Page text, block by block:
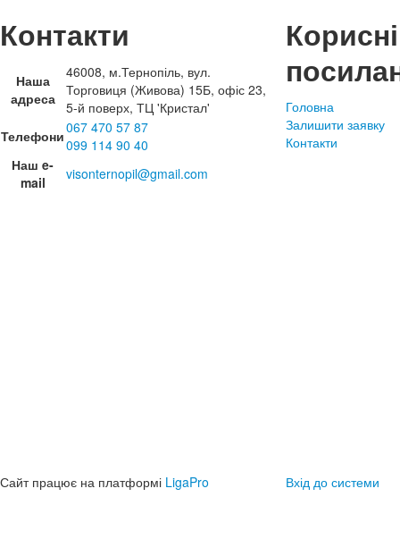
Контакти
Наша
адреса
46008, м.Тернопіль, вул.
Торговиця (Живова) 15Б, офіс 23,
5-й поверх, ТЦ 'Кристал'
Телефони067 470 57 87
099 114 90 40
Наш e-
mail
visonternopil@gmail.com
Корисні
Головна
Залишити заявку
Контакти
Сайт працює на платформі LigaPro Вхід до системи